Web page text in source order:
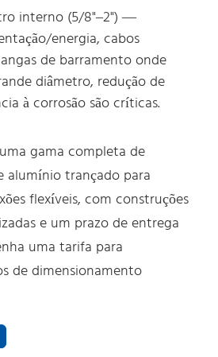
interno (5/8"–2") —
energia, cabos
de barramento onde
diâmetro, redução de
à corrosão são críticas.
gama completa de
alumínio trançado para
flexíveis, com construções
e um prazo de entrega
uma tarifa para
de dimensionamento